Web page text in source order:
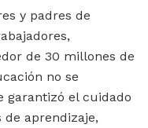
y padres de
de 30 millones de
no se
garantizó el cuidado
aprendizaje,